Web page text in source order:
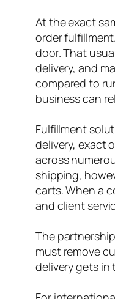
At the exact
order
door. That
delivery, and
compared to
business can
Fulfillment
delivery, exact
across
shipping,
carts. When a
and client
The
must remove
delivery gets in